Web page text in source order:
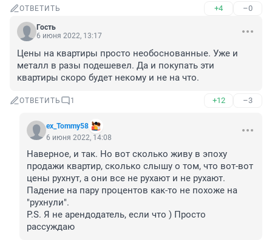
ОТВЕТИТЬ +4 –0
Гость
6 июня 2022, 13:17
Цены на квартиры просто необоснованные. Уже и
металл в разы подешевел. Да и покупать эти
квартиры скоро будет некому и не на что.
ОТВЕТИТЬ 1 +12 –3
ex_Tommy58
6 июня 2022, 14:08
Наверное, и так. Но вот сколько живу в эпоху
продажи квартир, сколько слышу о том, что вот-вот
цены рухнут, а они все не рухают и не рухают.
Падение на пару процентов как-то не похоже на
"рухнули".
P.S. Я не арендодатель, если что ) Просто
рассуждаю